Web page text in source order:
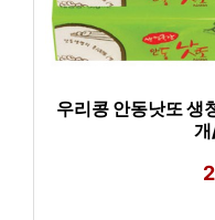
우리콩 안동낫또